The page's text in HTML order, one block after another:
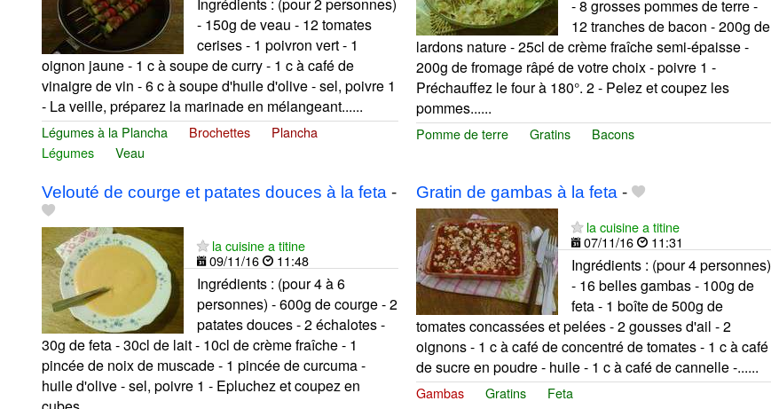
Ingrédients : (pour 2 personnes)
- 150g de veau - 12 tomates
cerises - 1 poivron vert - 1
oignon jaune - 1 c à soupe de curry - 1 c à café de
vinaigre de vin - 6 c à soupe d'huile d'olive - sel, poivre 1
- La veille, préparez la marinade en mélangeant......
Légumes à la Plancha Brochettes
Plancha
Légumes
Veau
- 8 grosses pommes de terre -
12 tranches de bacon - 200g de
lardons nature - 25cl de crème fraîche semi-épaisse -
200g de fromage râpé de votre choix - poivre 1 -
Préchauffez le four à 180°. 2 - Pelez et coupez les
pommes......
Pomme de terre Gratins Bacons
Velouté de courge et patates douces à la feta -
la cuisine a titine
09/11/16
11:48
Ingrédients : (pour 4 à 6
personnes) - 600g de courge - 2
patates douces - 2 échalotes -
30g de feta - 30cl de lait - 10cl de crème fraîche - 1
pincée de noix de muscade - 1 pincée de curcuma -
huile d'olive - sel, poivre 1 - Epluchez et coupez en
Gratin de gambas à la feta-
la cuisine a titine
07/11/16
11:31
Ingrédients : (pour 4 personnes)
- 16 belles gambas - 100g de
feta - 1 boîte de 500g de
tomates concassées et pelées - 2 gousses d'ail - 2
oignons - 1 c à café de concentré de tomates - 1 c à café
de sucre en poudre - huile - 1 c à café de cannelle -......
Gambas Gratins Feta